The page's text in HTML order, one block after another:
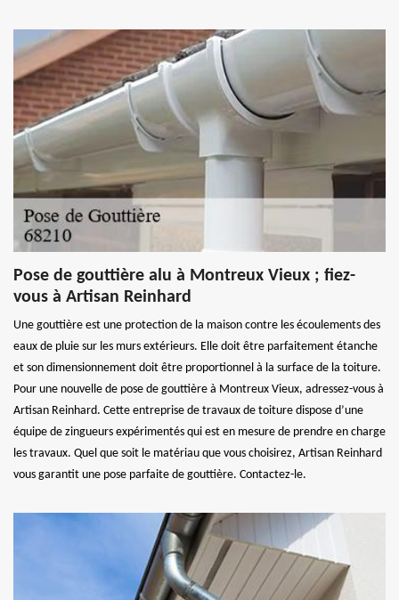
Pose de gouttière alu à Montreux Vieux ; fiez-
vous à Artisan Reinhard
Une gouttière est une protection de la maison contre les écoulements des
eaux de pluie sur les murs extérieurs. Elle doit être parfaitement étanche
et son dimensionnement doit être proportionnel à la surface de la toiture.
Pour une nouvelle de pose de gouttière à Montreux Vieux, adressez-vous à
Artisan Reinhard. Cette entreprise de travaux de toiture dispose d’une
équipe de zingueurs expérimentés qui est en mesure de prendre en charge
les travaux. Quel que soit le matériau que vous choisirez, Artisan Reinhard
vous garantit une pose parfaite de gouttière. Contactez-le.